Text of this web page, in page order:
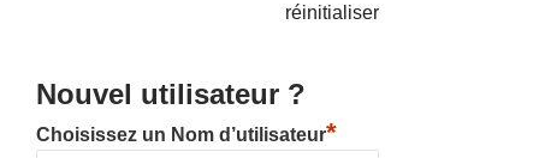
réinitialiser
Nouvel utilisateur ?
Choisissez un Nom d’utilisateur*